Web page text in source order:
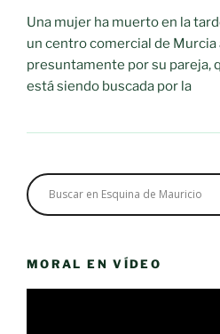
Una mujer ha muerto en la
un centro comercial de Murcia
presuntamente por su pareja,
está siendo buscada por la
MORAL EN VÍDEO